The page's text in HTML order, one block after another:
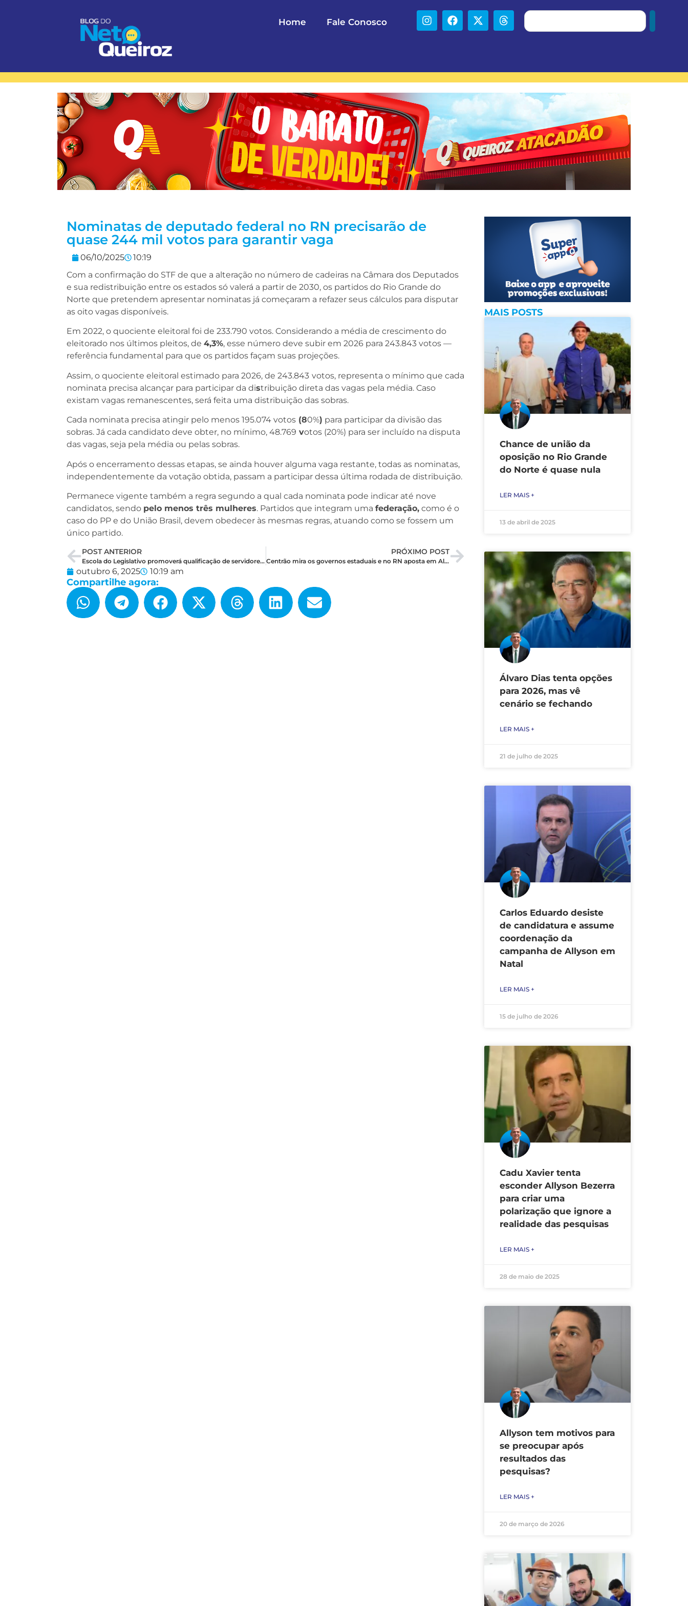
Home Fale Conosco
Nominatas de deputado federal no RN precisarão de
quase 244 mil votos para garantir vaga
06/10/2025
10:19
Com a confirmação do STF de que a alteração no número de cadeiras na Câmara dos Deputados
e sua redistribuição entre os estados só valerá a partir de 2030, os partidos do Rio Grande do
Norte que pretendem apresentar nominatas já começaram a refazer seus cálculos para disputar
as oito vagas disponíveis.
Em 2022, o quociente eleitoral foi de 233.790 votos. Considerando a média de crescimento do
eleitorado nos últimos pleitos, de 4,3%, esse número deve subir em 2026 para 243.843 votos —
referência fundamental para que os partidos façam suas projeções.
Assim, o quociente eleitoral estimado para 2026, de 243.843 votos, representa o mínimo que cada
nominata precisa alcançar para participar da distribuição direta das vagas pela média. Caso
existam vagas remanescentes, será feita uma distribuição das sobras.
Cada nominata precisa atingir pelo menos 195.074 votos (80%) para participar da divisão das
sobras. Já cada candidato deve obter, no mínimo, 48.769 votos (20%) para ser incluído na disputa
das vagas, seja pela média ou pelas sobras.
Após o encerramento dessas etapas, se ainda houver alguma vaga restante, todas as nominatas,
independentemente da votação obtida, passam a participar dessa última rodada de distribuição.
Permanece vigente também a regra segundo a qual cada nominata pode indicar até nove
candidatos, sendo pelo menos três mulheres. Partidos que integram uma federação, como é o
caso do PP e do União Brasil, devem obedecer às mesmas regras, atuando como se fossem um
único partido.
POST ANTERIOR
Escola do Legislativo promoverá qualificação de servidores com foco em administração pública
PRÓXIMO POST
Centrão mira os governos estaduais e no RN aposta em Allyson Bezerra
outubro 6, 2025 10:19 am
Compartilhe agora:
MAIS POSTS
Chance de união da
oposição no Rio Grande
do Norte é quase nula
LER MAIS +
13 de abril de 2025
Álvaro Dias tenta opções
para 2026, mas vê
cenário se fechando
LER MAIS +
21 de julho de 2025
Carlos Eduardo desiste
de candidatura e assume
coordenação da
campanha de Allyson em
Natal
LER MAIS +
15 de julho de 2026
Cadu Xavier tenta
esconder Allyson Bezerra
para criar uma
polarização que ignore a
realidade das pesquisas
LER MAIS +
28 de maio de 2025
Allyson tem motivos para
se preocupar após
resultados das
pesquisas?
LER MAIS +
20 de março de 2026